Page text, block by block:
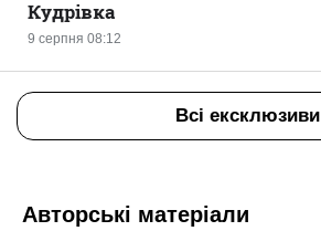
9 серпня 08:12
Кудрівка
Всі ексклюзиви
Авторські матеріали